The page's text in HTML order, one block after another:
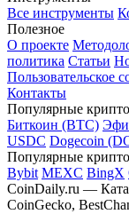
Все инструменты
Полезное
О проекте
политика Статьи
Пользовательское
Контакты
Популярные
Биткоин (BTC)
USDC Dogecoin
Популярные
Bybit MEXC BingX
CoinDaily.ru —
CoinGecko,